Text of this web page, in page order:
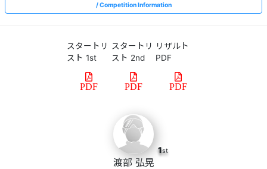
Competition Information
スタートリ
スト 1st
PDF
スタートリ
スト 2nd
PDF
リザルト
PDF
PDF
1st
渡部 弘晃